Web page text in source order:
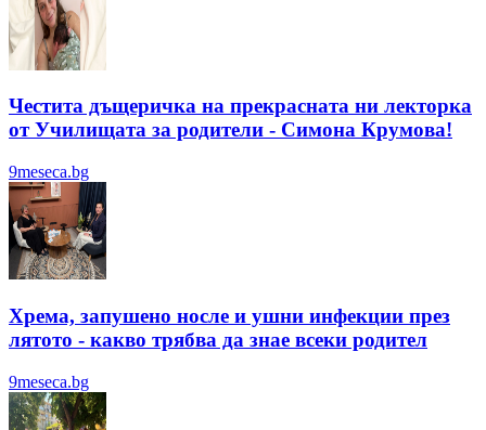
Честита дъщеричка на прекрасната ни лекторка
от Училищата за родители - Симона Крумова!
9meseca.bg
Хрема, запушено носле и ушни инфекции през
лятотo - какво трябва да знае всеки родител
9meseca.bg